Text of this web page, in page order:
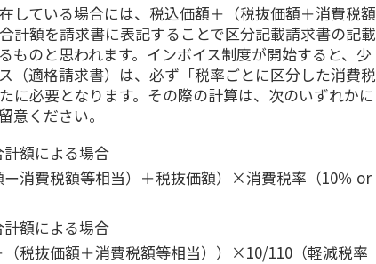
している場合には、税込価額＋（税抜価額＋消費税額
計額を請求書に表記することで区分記載請求書の記載
ものと思われます。インボイス制度が開始すると、少
（適格請求書）は、必ず「税率ごとに区分した消費税
に必要となります。その際の計算は、次のいずれかに
意ください。
額による場合
ー消費税額等相当）＋税抜価額）×消費税率（10％ or
額による場合
（税抜価額＋消費税額等相当））×10/110（軽減税率